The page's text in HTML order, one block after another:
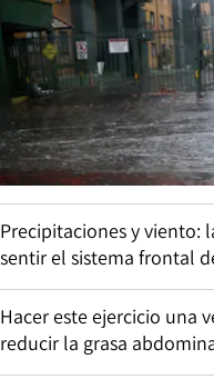
Precipitaciones y viento:
sentir el sistema frontal
Hacer este ejercicio una
reducir la grasa